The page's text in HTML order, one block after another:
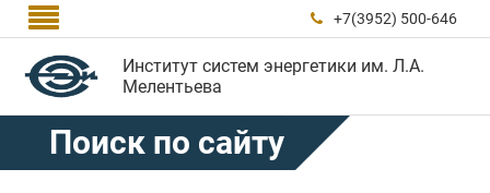
  +7(3952) 500-646
Институт систем энергетики им. Л.А.
Мелентьева
Поиск по сайту